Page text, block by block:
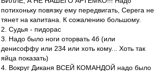
потихоньку повязку ему передвигать, Серега не
тянет на капитана. К сожалению большому.
2. Судья - пидорас
3. Надо было ноги оторвать 4б (или
денисоффу или 234 или хоть кому... Хоть так
яйца показать)
4. Вокруг Диканя ВСЕЙ КОМАНДОЙ надо было